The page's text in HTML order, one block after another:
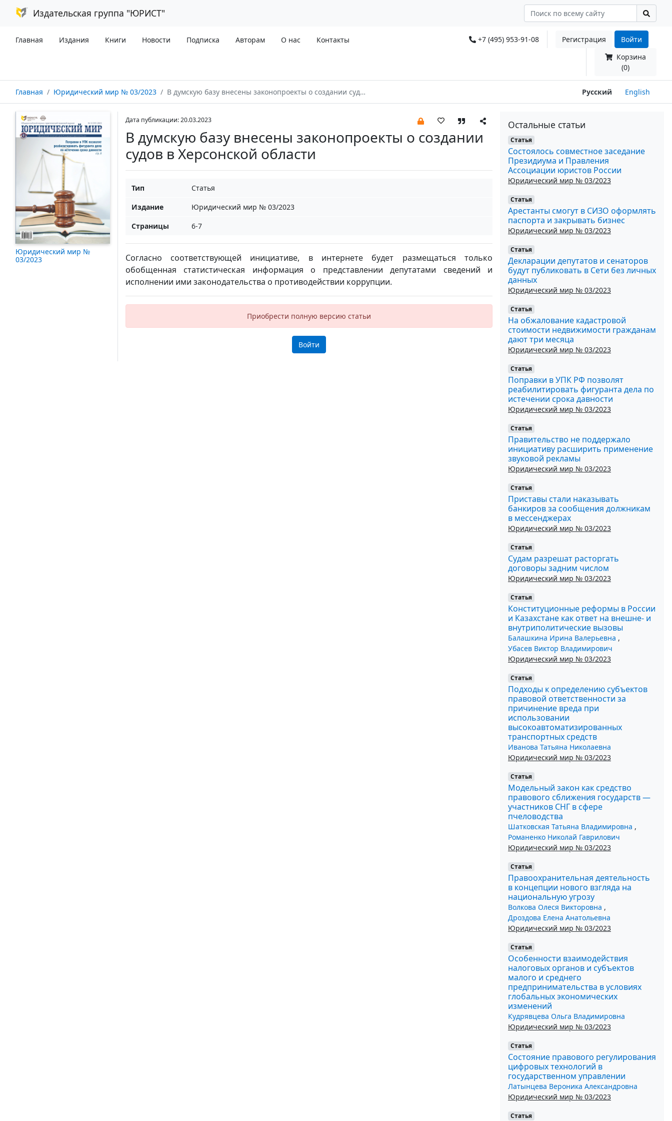
Издательская группа "ЮРИСТ"
Главная Издания Книги Новости Подписка Авторам О нас Контакты +7 (495) 953-91-08 Регистрация
Войти
Корзина
(0)
Главная Юридический мир № 03/2023 В думскую базу внесены законопроекты о создании судов в Херсонской области Русский English
Юридический мир №
03/2023
Дата публикации: 20.03.2023
В думскую базу внесены законопроекты о создании
судов в Херсонской области
Тип
Статья
Издание
Юридический мир № 03/2023
Страницы
6-7
Согласно соответствующей инициативе, в интернете будет размещаться только
обобщенная статистическая информация о представлении депутатами сведений и
исполнении ими законодательства о противодействии коррупции.
Приобрести полную версию статьи
Войти
Остальные статьи
Статья
Состоялось совместное заседание
Президиума и Правления
Ассоциации юристов России
Юридический мир № 03/2023
Статья
Арестанты смогут в СИЗО оформлять
паспорта и закрывать бизнес
Юридический мир № 03/2023
Статья
Декларации депутатов и сенаторов
будут публиковать в Сети без личных
данных
Юридический мир № 03/2023
Статья
На обжалование кадастровой
стоимости недвижимости гражданам
дают три месяца
Юридический мир № 03/2023
Статья
Поправки в УПК РФ позволят
реабилитировать фигуранта дела по
истечении срока давности
Юридический мир № 03/2023
Статья
Правительство не поддержало
инициативу расширить применение
звуковой рекламы
Юридический мир № 03/2023
Статья
Приставы стали наказывать
банкиров за сообщения должникам
в мессенджерах
Юридический мир № 03/2023
Статья
Судам разрешат расторгать
договоры задним числом
Юридический мир № 03/2023
Статья
Конституционные реформы в России
и Казахстане как ответ на внешне- и
внутриполитические вызовы
Балашкина Ирина Валерьевна ,
Убасев Виктор Владимирович
Юридический мир № 03/2023
Статья
Подходы к определению субъектов
правовой ответственности за
причинение вреда при
использовании
высокоавтоматизированных
транспортных средств
Иванова Татьяна Николаевна
Юридический мир № 03/2023
Статья
Модельный закон как средство
правового сближения государств —
участников СНГ в сфере
пчеловодства
Шатковская Татьяна Владимировна ,
Романенко Николай Гаврилович
Юридический мир № 03/2023
Статья
Правоохранительная деятельность
в концепции нового взгляда на
национальную угрозу
Волкова Олеся Викторовна ,
Дроздова Елена Анатольевна
Юридический мир № 03/2023
Статья
Особенности взаимодействия
налоговых органов и субъектов
малого и среднего
предпринимательства в условиях
глобальных экономических
изменений
Кудрявцева Ольга Владимировна
Юридический мир № 03/2023
Статья
Состояние правового регулирования
цифровых технологий в
государственном управлении
Латынцева Вероника Александровна
Юридический мир № 03/2023
Статья